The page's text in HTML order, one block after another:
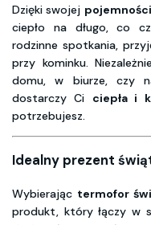
Dzięki swojej pojemności
ciepło na długo, co
rodzinne spotkania,
przy kominku.
domu, w biurze, czy
dostarczy Ci ciepła i
potrzebujesz.
Idealny prezent
Wybierając termofor
produkt, który łączy w